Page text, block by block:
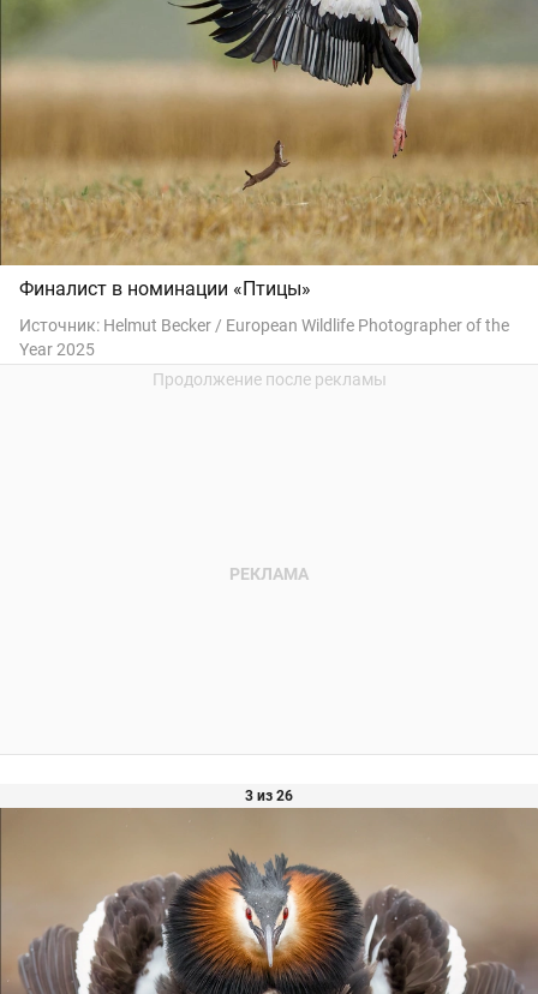
Финалист в номинации «Птицы»
Источник: Helmut Becker / European Wildlife Photographer of the
Year 2025
3 из 26